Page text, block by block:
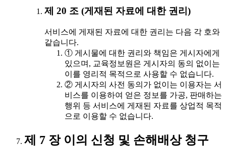
제 20 조 (게재된 자료에 대한 권리)
서비스에 게재된 자료에 대한 권리는 다음 각 호와
같습니다.
① 게시물에 대한 권리와 책임은 게시자에게
있으며, 교육정보원은 게시자의 동의 없이는
이를 영리적 목적으로 사용할 수 없습니다.
② 게시자의 사전 동의가 없이는 이용자는 서
비스를 이용하여 얻은 정보를 가공, 판매하는
행위 등 서비스에 게재된 자료를 상업적 목적
으로 이용할 수 없습니다.
제 7 장 이의 신청 및 손해배상 청구